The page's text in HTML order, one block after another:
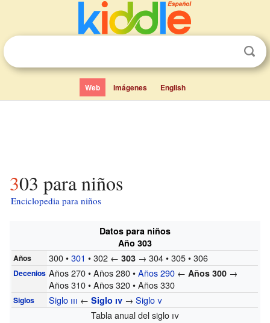
Web Imágenes English
303 para niños
Enciclopedia para niños
Datos para niños
Año 303
Años 300 •301 • 302 ←303 → 304 • 305 • 306
Decenios Años 270 • Años 280 •Años 290 ←Años 300 →
Años 310 • Años 320 • Años 330
Siglos Siglo iii ←Siglo iv →Siglov
Tabla anual del siglo iv